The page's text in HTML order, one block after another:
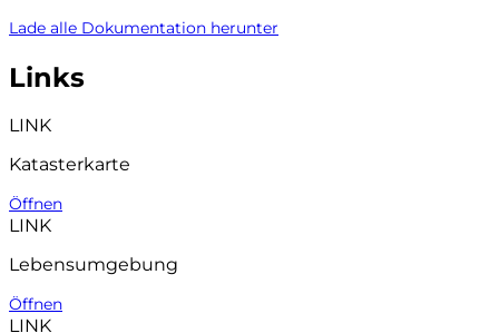
Lade alle Dokumentation herunter
Links
LINK
Katasterkarte
Öffnen
LINK
Lebensumgebung
Öffnen
LINK